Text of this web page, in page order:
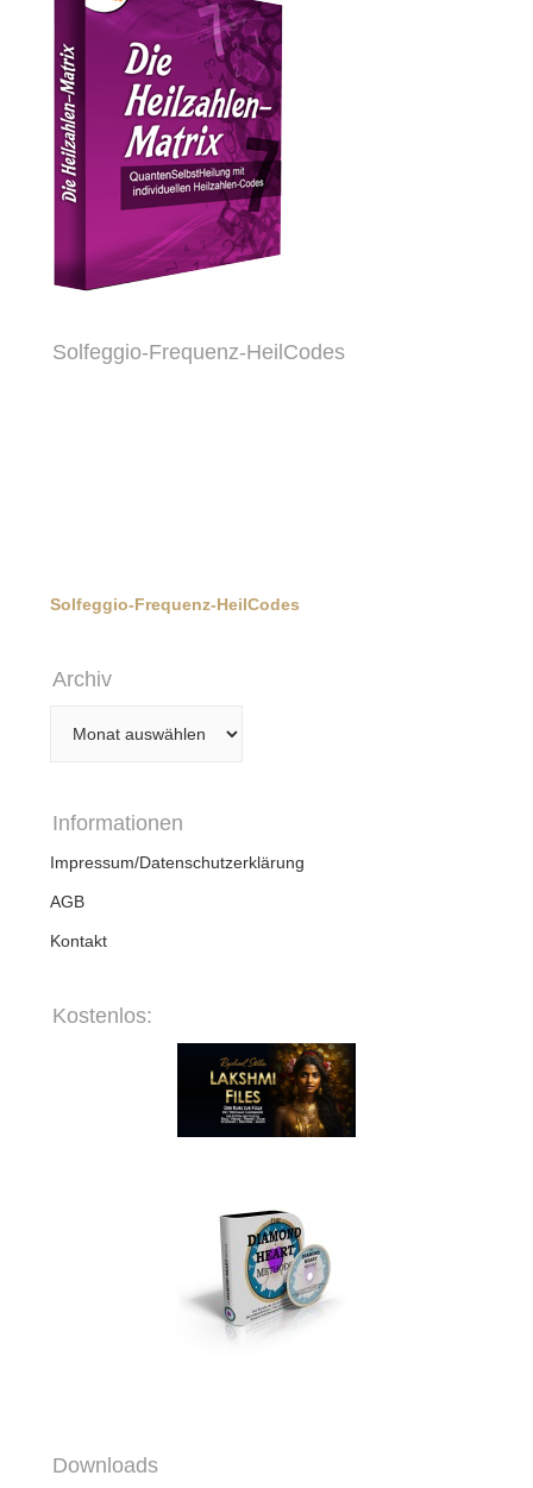
Solfeggio-Frequenz-HeilCodes
Solfeggio-Frequenz-HeilCodes
Archiv
Informationen
Impressum/Datenschutzerklärung
AGB
Kontakt
Kostenlos:
Downloads